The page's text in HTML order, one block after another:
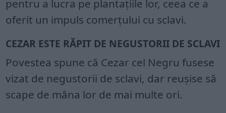
pentru a lucra pe plantațiile lor, ceea ce a
oferit un impuls comerțului cu sclavi.
CEZAR ESTE RĂPIT DE NEGUSTORII DE SCLAVI
Povestea spune că Cezar cel Negru fusese
vizat de negustorii de sclavi, dar reușise să
scape de mâna lor de mai multe ori.